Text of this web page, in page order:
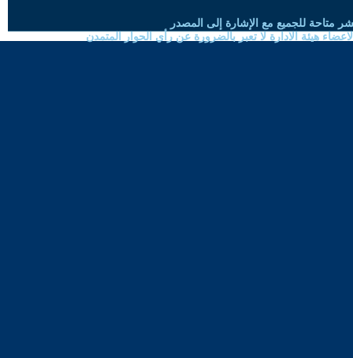
متاحة للجميع مع الإشارة إلى المصدر
هيئة الادارة لا تعبر بالضرورة عن رأي الحوار المتمدن